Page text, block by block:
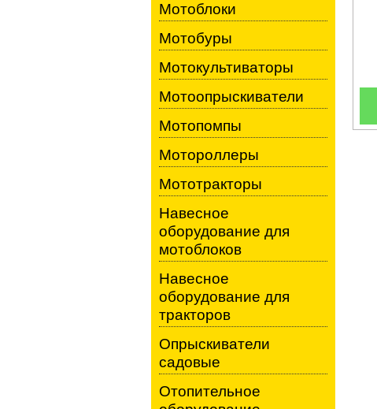
Мотоблоки
Мотобуры
Мотокультиваторы
Мотоопрыскиватели
Мотопомпы
Мотороллеры
Мототракторы
Навесное
оборудование для
мотоблоков
Навесное
оборудование для
тракторов
Опрыскиватели
садовые
Отопительное